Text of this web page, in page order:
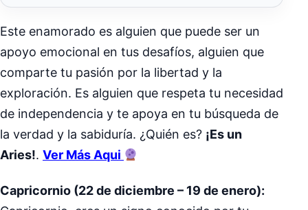
Este enamorado es alguien que puede ser un
apoyo emocional en tus desafíos, alguien que
comparte tu pasión por la libertad y la
exploración. Es alguien que respeta tu necesidad
de independencia y te apoya en tu búsqueda de
la verdad y la sabiduría. ¿Quién es? ¡Es un
Aries!. Ver Más Aqui
Capricornio (22 de diciembre – 19 de enero):